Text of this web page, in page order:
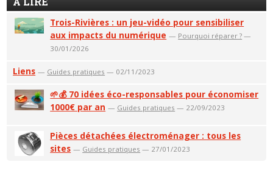
Trois-Rivières : un jeu-vidéo pour sensibiliser
aux impacts du numérique — Pourquoi réparer ? —
30/01/2026
Liens — Guides pratiques — 02/11/2023
🌱💰 70 idées éco-responsables pour économiser
1000€ par an — Guides pratiques — 22/09/2023
Pièces détachées électroménager : tous les
sites — Guides pratiques — 27/01/2023